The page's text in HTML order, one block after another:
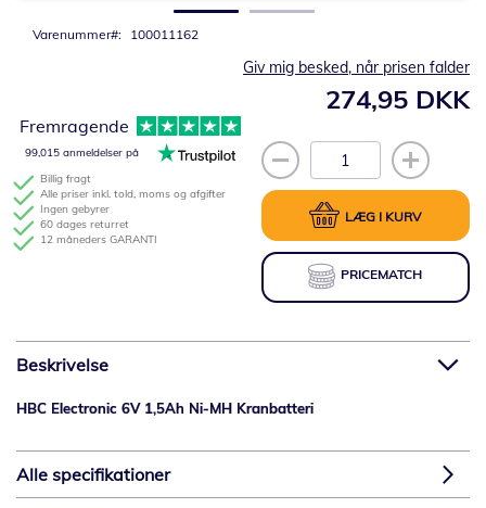
Varenummer 100011162
274,95 DKK
Giv mig besked, når prisen falder
LÆG I KURV
PRICEMATCH
Billig fragt
Alle priser inkl. told, moms og afgifter
Ingen gebyrer
60 dages returret
12 måneders GARANTI
Fremragende
99,015 anmeldelser på
Beskrivelse
HBC Electronic 6V 1,5Ah Ni-MH Kranbatteri
Alle specifikationer